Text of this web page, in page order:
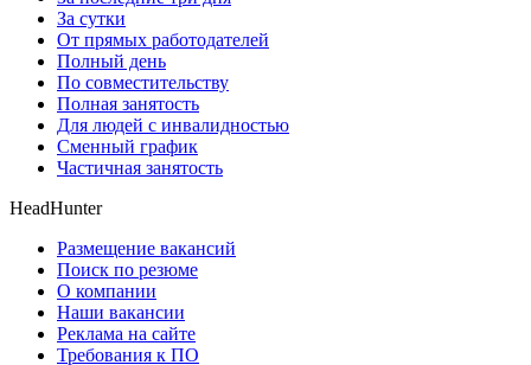
За сутки
От прямых работодателей
Полный день
По совместительству
Полная занятость
Для людей с инвалидностью
Сменный график
Частичная занятость
HeadHunter
Размещение вакансий
Поиск по резюме
О компании
Наши вакансии
Реклама на сайте
Требования к ПО